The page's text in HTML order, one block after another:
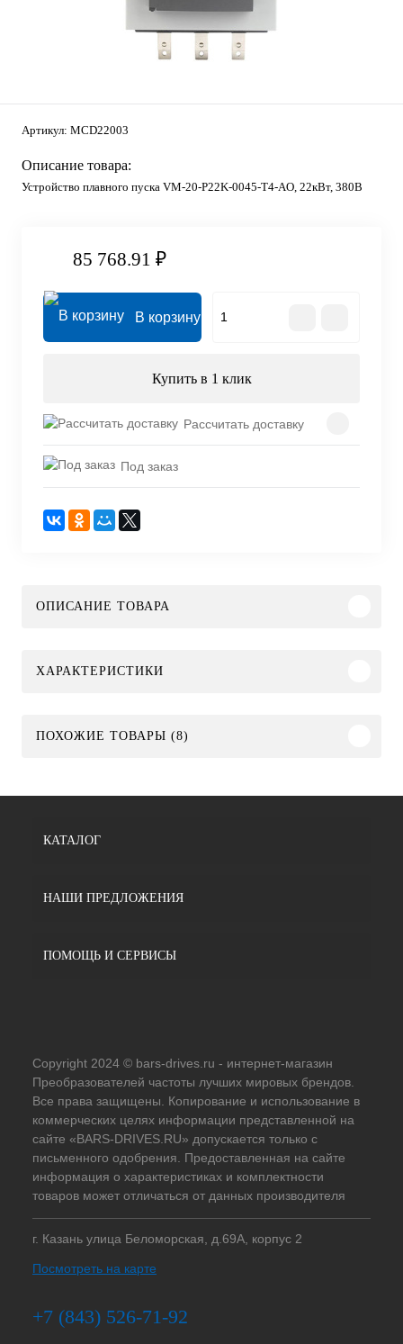
Артикул: MCD22003
Описание товара:
Устройство плавного пуска VM-20-P22K-0045-T4-AO, 22кВт, 380В
85 768.91 ₽
В корзину
Купить в 1 клик
Рассчитать доставку
Под заказ
ОПИСАНИЕ ТОВАРА
ХАРАКТЕРИСТИКИ
ПОХОЖИЕ ТОВАРЫ (8)
КАТАЛОГ
НАШИ ПРЕДЛОЖЕНИЯ
ПОМОЩЬ И СЕРВИСЫ
Copyright 2024 © bars-drives.ru - интернет-магазин
Преобразователей частоты лучших мировых брендов.
Все права защищены. Копирование и использование в
коммерческих целях информации представленной на
сайте «BARS-DRIVES.RU» допускается только с
письменного одобрения. Предоставленная на сайте
информация о характеристиках и комплектности
товаров может отличаться от данных производителя
г. Казань улица Беломорская, д.69А, корпус 2
Посмотреть на карте
+7 (843) 526-71-92